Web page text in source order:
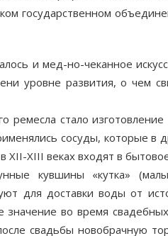
государственном
и мед-но-чеканное
уровне развития, о чем
ремесла стало изготовление
сосуды, которые в
ХII-ХIII веках входят в
кувшины «кутка»
для доставки воды от
значение во время
свадьбы новобрачную